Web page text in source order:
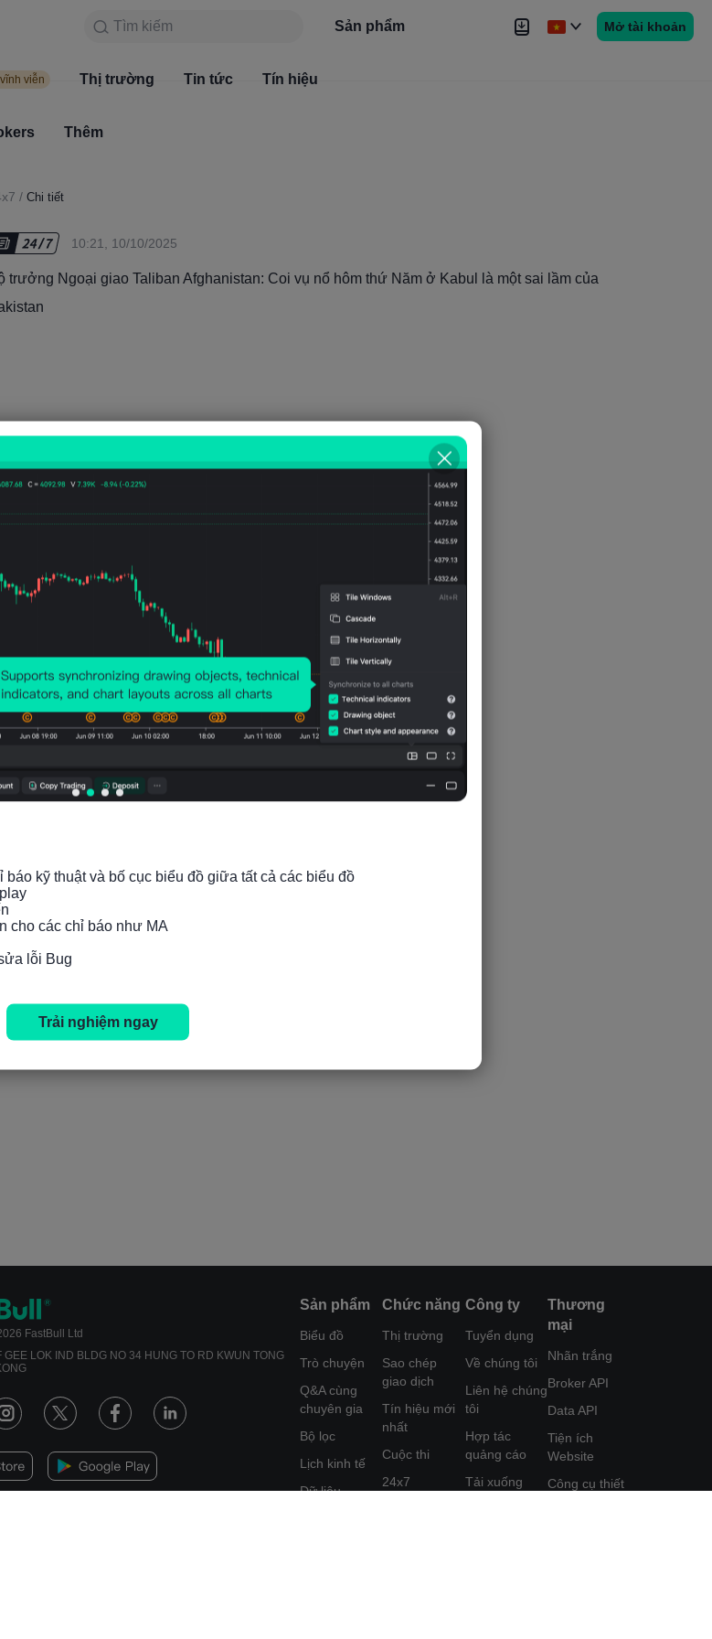
Tìm kiếm Sản phẩm
Biểu đồ Miễn phí vĩnh viễn Thị trường
Mở tài khoản
Sản phẩm
viễn Thị trường Tin tức Tín hiệu
Thêm
/ Chi tiết
10:21, 10/10/2025
trưởng Ngoại giao Taliban Afghanistan: Coi vụ nổ hôm thứ Năm ở Kabul là một sai lầm của
FastBull Ltd
GEE LOK IND BLDG NO 34 HUNG TO RD KWUN TONG
Sản phẩm
Biểu đồ
Trò chuyện
Q&A cùng
chuyên gia
Bộ lọc
Lịch kinh tế
Dữ liệu
Chức năng
Thị trường
Sao chép
giao dịch
Tín hiệu mới
nhất
Cuộc thi
24x7
Công ty
Tuyển dụng
Về chúng tôi
Liên hệ chúng
tôi
Hợp tác
quảng cáo
Tải xuống
Thương
mại
Nhãn trắng
Broker API
Data API
Tiện ích
Website
Công cụ thiết
kỹ thuật và bố cục biểu đồ giữa tất cả các biểu đồ
cho các chỉ báo như MA
lỗi Bug
Trải nghiệm ngay